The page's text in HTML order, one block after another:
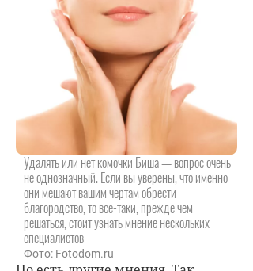
Удалять или нет комочки Биша — вопрос очень
не однозначный. Если вы уверены, что именно
они мешают вашим чертам обрести
благородство, то все-таки, прежде чем
решаться, стоит узнать мнение нескольких
специалистов
Фото: Fotodom.ru